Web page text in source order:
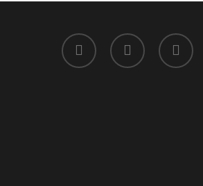
facebook youtube
google-
plus